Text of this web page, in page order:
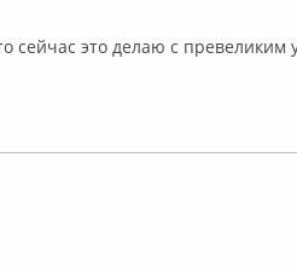
сейчас это делаю с